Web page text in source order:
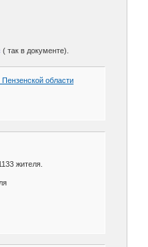
( так в документе).
Пензенской области
жителя.